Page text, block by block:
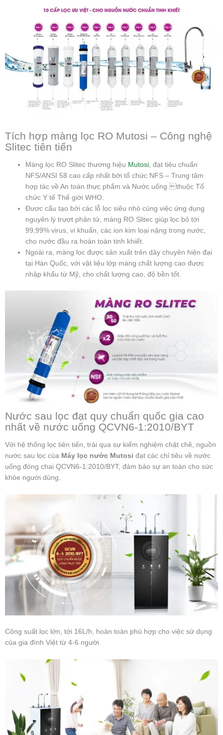
Tích hợp màng lọc RO Mutosi – Công nghệ
Slitec tiên tiến
Màng lọc RO Slitec thương hiệu Mutosi, đạt tiêu chuẩn
NFS/ANSI 58 cao cấp nhất bởi tổ chức NFS – Trung tâm
hợp tác về An toàn thực phẩm và Nước uống thuộc Tổ
chức Y tế Thế giới WHO.
Được cấu tạo bởi các lỗ lọc siêu nhỏ cùng việc ứng dụng
nguyên lý trượt phân tử, màng RO Slitec giúp lọc bỏ tới
99,99% virus, vi khuẩn, các ion kim loại nặng trong nước,
cho nước đầu ra hoàn toàn tinh khiết.
Ngoài ra, màng lọc được sản xuất trên dây chuyên hiện đại
tại Hàn Quốc, với vật liệu lớp màng chất lượng cao được
nhập khẩu từ Mỹ, cho chất lượng cao, độ bền tốt.
Nước sau lọc đạt quy chuẩn quốc gia cao
nhất về nước uống QCVN6-1:2010/BYT
Với hệ thống lọc tiên tiến, trải qua sự kiểm nghiệm chặt chẽ, nguồn
nước sau lọc của Máy lọc nước Mutosi đạt các chỉ tiêu về nước
uống đóng chai QCVN6-1:2010/BYT, đảm bảo sự an toàn cho sức
khỏe người dùng.
Công suất lọc lớn, tới 16L/h, hoàn toàn phù hợp cho việc sử dụng
của gia đình Việt từ 4-6 người